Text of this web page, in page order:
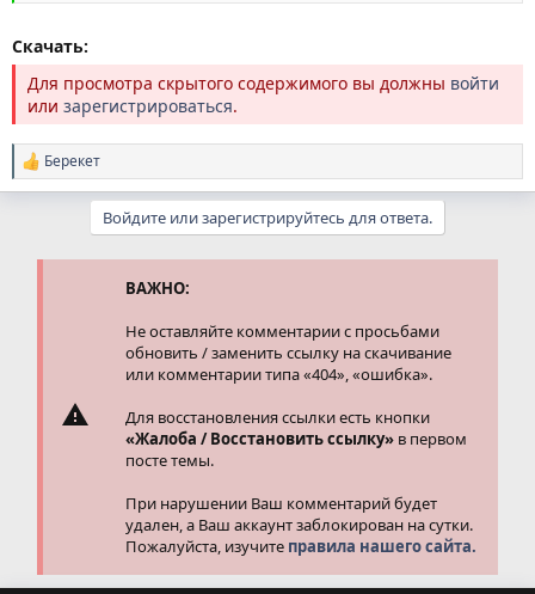
Скачать:
Для просмотра скрытого содержимого вы должны войти
или зарегистрироваться.
Р
е
Берекет
Войдите или зарегистрируйтесь для ответа.
ВАЖНО:
Не оставляйте комментарии с просьбами
обновить / заменить ссылку на скачивание
или комментарии типа «404», «ошибка».
Для восстановления ссылки есть кнопки
«Жалоба / Восстановить ссылку» в первом
посте темы.
При нарушении Ваш комментарий будет
удален, а Ваш аккаунт заблокирован на сутки.
Пожалуйста, изучите правила нашего сайта.